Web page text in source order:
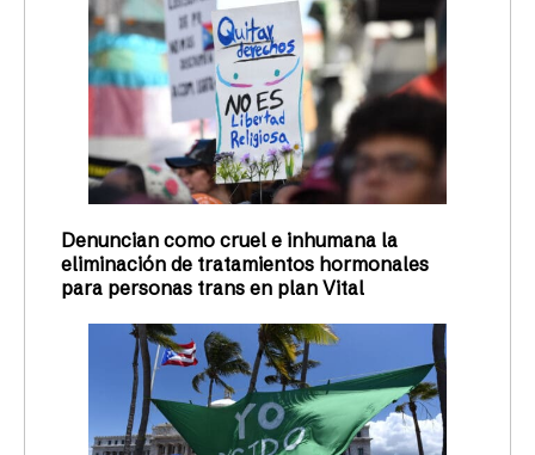
Denuncian como cruel e inhumana la
eliminación de tratamientos hormonales
para personas trans en plan Vital